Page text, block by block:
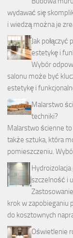
wydawać się
i wiedzą można je
Jak
estetykę i
Wybór
salonu może być
estetykę i
Malarstwo
techniki?
Malarstwo ścienne
także sztuka, która
pomieszczeniu.
szczelność i
krok w zapobieganiu
do kosztownych
Oświetlenie